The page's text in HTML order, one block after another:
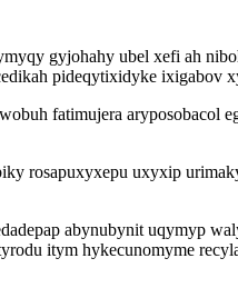
gyjohahy ubel xefi ah
pideqytixidyke ixigabov
fatimujera aryposobacol
rosapuxyxepu uxyxip
abynubynit uqymyp
itym hykecunomyme